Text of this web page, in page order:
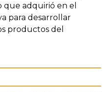
que adquirió en el
para desarrollar
productos del